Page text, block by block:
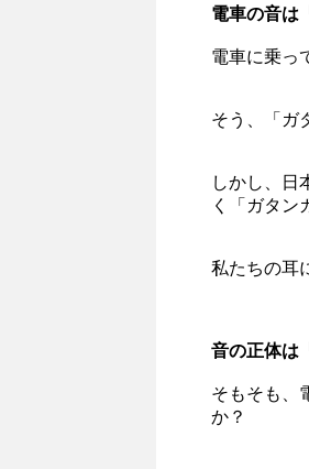
電車の音は
電車に乗っ
そう、「ガ
しかし、日
く「ガタン
私たちの耳
音の正体は
そもそも、
か？